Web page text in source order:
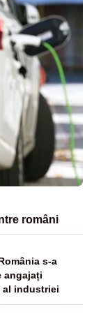
români
s-a
angajați
industriei